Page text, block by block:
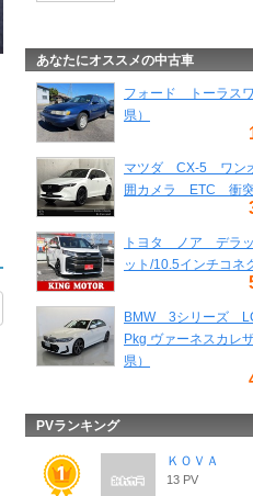
あなたにオススメの中古車
フォード トーラス
県）
マツダ CX-5 ワン
囲カメラ ETC 衝突
トヨタ ノア デラッ
ット/10.5インチコネ
BMW 3シリーズ
Pkg ヴァーネスカレ
県）
PVランキング
ＫＯＶＡ
13 PV